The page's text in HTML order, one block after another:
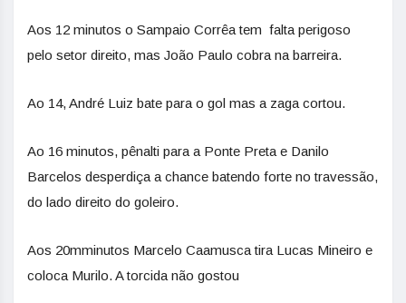
Aos 12 minutos o Sampaio Corrêa tem falta perigoso
pelo setor direito, mas João Paulo cobra na barreira.
Ao 14, André Luiz bate para o gol mas a zaga cortou.
Ao 16 minutos, pênalti para a Ponte Preta e Danilo
Barcelos desperdiça a chance batendo forte no travessão,
do lado direito do goleiro.
Aos 20mminutos Marcelo Caamusca tira Lucas Mineiro e
coloca Murilo. A torcida não gostou